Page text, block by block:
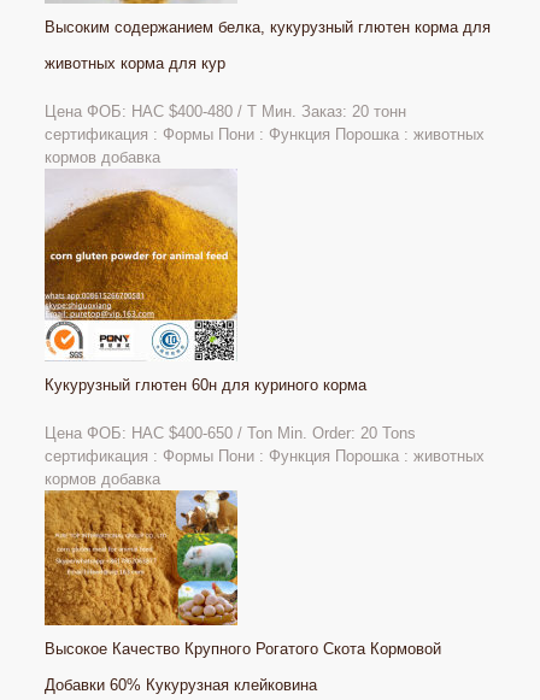
Высоким содержанием белка, кукурузный глютен корма для
животных корма для кур
Цена ФОБ: НАС $400-480 / Т Мин. Заказ: 20 тонн
сертификация : Формы Пони : Функция Порошка : животных
кормов добавка
Кукурузный глютен 60н для куриного корма
Цена ФОБ: НАС $400-650 / Ton Min. Order: 20 Tons
сертификация : Формы Пони : Функция Порошка : животных
кормов добавка
Высокое Качество Крупного Рогатого Скота Кормовой
Добавки 60% Кукурузная клейковина